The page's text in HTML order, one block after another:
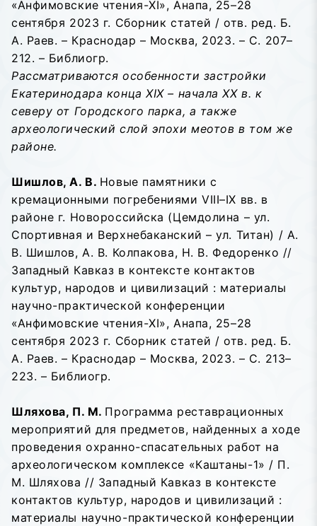
«Анфимовские чтения-XI», Анапа, 25–28
сентября 2023 г. Сборник статей / отв. ред. Б.
А. Раев. – Краснодар – Москва, 2023. – С. 207–
212. – Библиогр.
Рассматриваются особенности застройки
Екатеринодара конца XIX – начала XX в. к
северу от Городского парка, а также
археологический слой эпохи меотов в том же
районе.
Шишлов, А. В. Новые памятники с
кремационными погребениями VIII–IX вв. в
районе г. Новороссийска (Цемдолина – ул.
Спортивная и Верхнебаканский – ул. Титан) / А.
В. Шишлов, А. В. Колпакова, Н. В. Федоренко //
Западный Кавказ в контексте контактов
культур, народов и цивилизаций : материалы
научно-практической конференции
«Анфимовские чтения-XI», Анапа, 25–28
сентября 2023 г. Сборник статей / отв. ред. Б.
А. Раев. – Краснодар – Москва, 2023. – С. 213–
223. – Библиогр.
Шляхова, П. М. Программа реставрационных
мероприятий для предметов, найденных а ходе
проведения охранно-спасательных работ на
археологическом комплексе «Каштаны-1» / П.
М. Шляхова // Западный Кавказ в контексте
контактов культур, народов и цивилизаций :
материалы научно-практической конференции